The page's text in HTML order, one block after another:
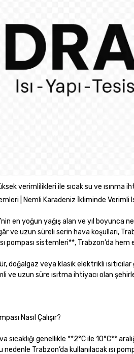
verimlilikleri ile sıcak su ve
| Nemli Karadeniz İkliminde Verimli
en yoğun yağış alan ve yıl boyunca
ve uzun süreli serin hava koşulları,
pompası sistemleri**, Trabzon’da
doğalgaz veya klasik elektrikli
ve uzun süre ısıtma ihtiyacı olan
Nasıl Çalışır?
sıcaklığı genellikle **2°C ile 10°C**
nedenle Trabzon’da kullanılacak ısı